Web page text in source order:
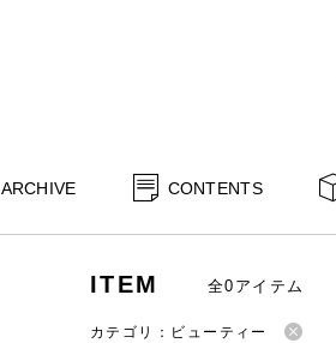
ARCHIVE CONTENTS
ITEM 全0アイテム
カテゴリ：ビューティー